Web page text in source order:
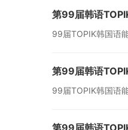
第99届韩语
99届TOPIK韩国语
第99届韩语
99届TOPIK韩国语
第99届韩语